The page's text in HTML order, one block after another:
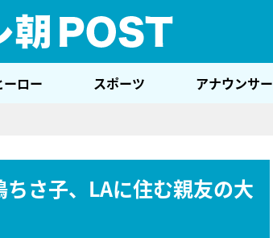
ロー スポーツ アナウンサー
さ子、LAに住む親友の大